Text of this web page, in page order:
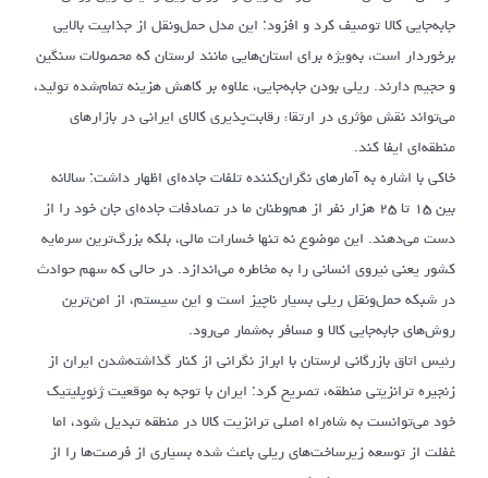
جابه‌جایی کالا توصیف کرد و افزود: این مدل حمل‌ونقل از جذابیت بالایی
برخوردار است، به‌ویژه برای استان‌هایی مانند لرستان که محصولات سنگین
و حجیم دارند. ریلی بودن جابه‌جایی، علاوه بر کاهش هزینه تمام‌شده تولید،
می‌تواند نقش مؤثری در ارتقاء رقابت‌پذیری کالای ایرانی در بازارهای
منطقه‌ای ایفا کند.
خاکی با اشاره به آمارهای نگران‌کننده تلفات جاده‌ای اظهار داشت: سالانه
بین ۱۵ تا ۲۵ هزار نفر از هم‌وطنان ما در تصادفات جاده‌ای جان خود را از
دست می‌دهند. این موضوع نه تنها خسارات مالی، بلکه بزرگ‌ترین سرمایه
کشور یعنی نیروی انسانی را به مخاطره می‌اندازد. در حالی که سهم حوادث
در شبکه حمل‌ونقل ریلی بسیار ناچیز است و این سیستم، از امن‌ترین
روش‌های جابه‌جایی کالا و مسافر به‌شمار می‌رود.
رئیس اتاق بازرگانی لرستان با ابراز نگرانی از کنار گذاشته‌شدن ایران از
زنجیره ترانزیتی منطقه، تصریح کرد: ایران با توجه به موقعیت ژئوپلیتیک
خود می‌توانست به شاه‌راه اصلی ترانزیت کالا در منطقه تبدیل شود، اما
غفلت از توسعه زیرساخت‌های ریلی باعث شده بسیاری از فرصت‌ها را از